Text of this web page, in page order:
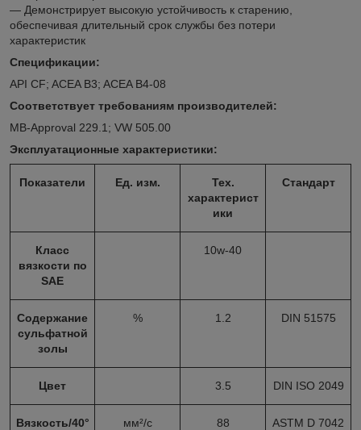
— Демонстрирует высокую устойчивость к старению,
обеспечивая длительный срок службы без потери
характеристик
Спецификации:
API CF; ACEA B3; ACEA B4-08
Соответствует требованиям производителей:
MB-Approval 229.1; VW 505.00
Эксплуатационные характеристики:
Показатели Ед. изм.
Тех.
характерист
ики
Стандарт
Класс
вязкости по
SAE
10w-40
Содержание
сульфатной
золы
% 1.2 DIN 51575
Цвет 3.5 DIN ISO 2049
Вязкость/40°
мм²/с 88 ASTM D 7042